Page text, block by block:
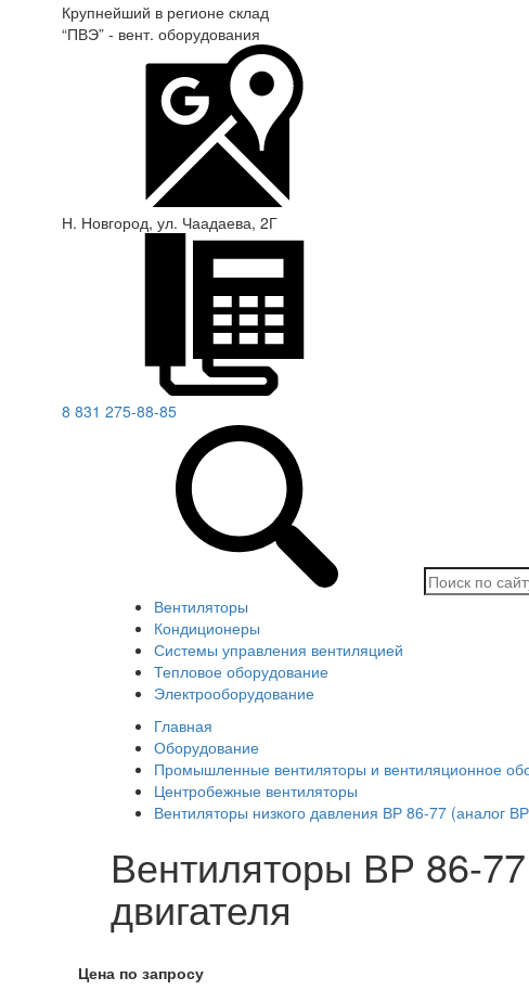
Крупнейший в регионе склад
“ПВЭ” - вент. оборудования
Н. Новгород, ул. Чаадаева, 2Г
8 831 275-88-85
Вентиляторы
Кондиционеры
Системы управления вентиляцией
Тепловое оборудование
Электрооборудование
Главная
Оборудование
Промышленные вентиляторы и вентиляционное
Центробежные вентиляторы
Вентиляторы низкого давления ВР 86-77 (аналог
Вентиляторы ВР 86-
двигателя
Цена по запросу